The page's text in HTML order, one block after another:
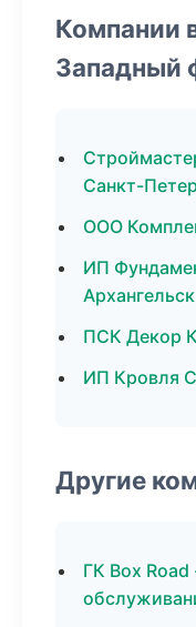
Компании
Западный
Санкт-
ООО
ИП
Архангельск
ПСК Декор
ИП Кровля
Другие
ГК Box Road